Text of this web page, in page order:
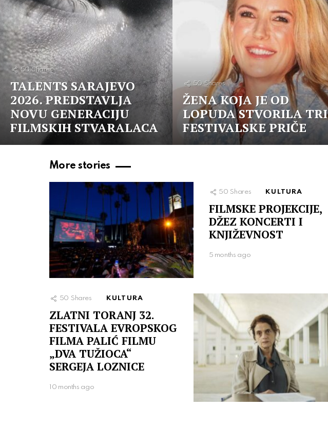
50 Shares
TALENTS SARAJEVO
2026. PREDSTAVLJA
NOVU GENERACIJU
FILMSKIH STVARALACA
50 Shares
ŽENA KOJA JE OD
LOPUDA STVORILA TRI
FESTIVALSKE PRIČE
More stories
50 Shares KULTURA
FILMSKE PROJEKCIJE,
DŽEZ KONCERTI I
KNJIŽEVNOST
5 months ago
50 Shares KULTURA
ZLATNI TORANJ 32.
FESTIVALA EVROPSKOG
FILMA PALIĆ FILMU
„DVA TUŽIOCA“
SERGEJA LOZNICE
10 months ago